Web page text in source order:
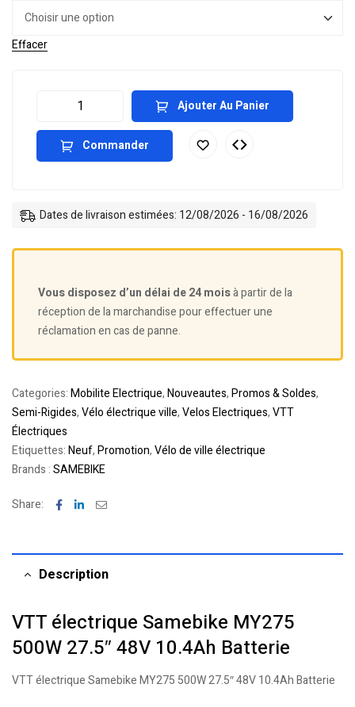
Effacer
Ajouter Au Panier
Commander
Dates de livraison estimées: 12/08/2026 - 16/08/2026
Vous disposez d’un délai de 24 moisà partir de la
réception de la marchandise pour effectuer une
réclamation en cas de panne.
Categories:Mobilite Electrique,Nouveautes,Promos & Soldes,
Semi-Rigides,Vélo électrique ville,Velos Electriques,VTT
Électriques
Etiquettes:Neuf,Promotion,Vélo de ville électrique
Brands :SAMEBIKE
Share: Facebook
LinkedinEmail
Description
VTT électrique Samebike MY275
500W 27.5″ 48V 10.4Ah Batterie
VTT électrique Samebike MY275 500W 27.5″ 48V 10.4Ah Batterie